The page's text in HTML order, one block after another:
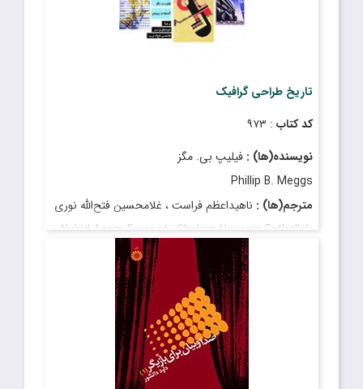
تاریخ طراحی گرافیک
کد کتاب : ۹۷۳
نویسنده(ها) : فیلیپ بى. مگز
Phillip B. Meggs
مترجم(ها) : ناهیداعظم فراست ، غلامحسین فتح‌الله نورى
Nahid Azam Farasat , Gholam Hossein Fathollah
: اسفند ۱۴۰۳